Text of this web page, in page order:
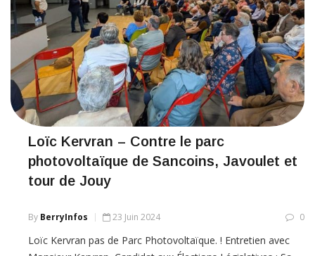
Loïc Kervran – Contre le parc
photovoltaïque de Sancoins, Javoulet et
tour de Jouy
By BerryInfos 23 Juin 2024 0
Loïc Kervran pas de Parc Photovoltaïque. ! Entretien avec